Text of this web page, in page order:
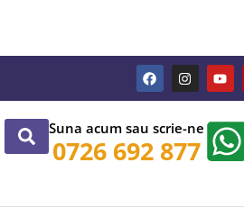
Suna acum sau scrie-ne
0726 692 877